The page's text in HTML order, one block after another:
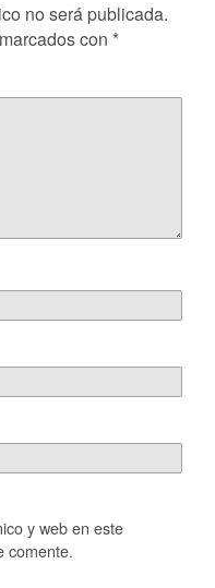
no será publicada.
con *
y web en este
comente.